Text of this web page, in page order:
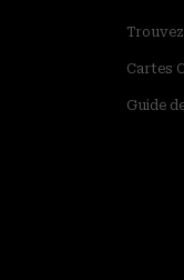
Cartes
Guide